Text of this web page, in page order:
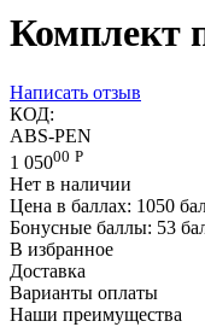
Комплект
Написать отзыв
КОД:
ABS-PEN
1 05000 Р
Нет в наличии
Цена в баллах: 1050
Бонусные баллы: 53
В избранное
Доставка
Варианты оплаты
Наши преимущества